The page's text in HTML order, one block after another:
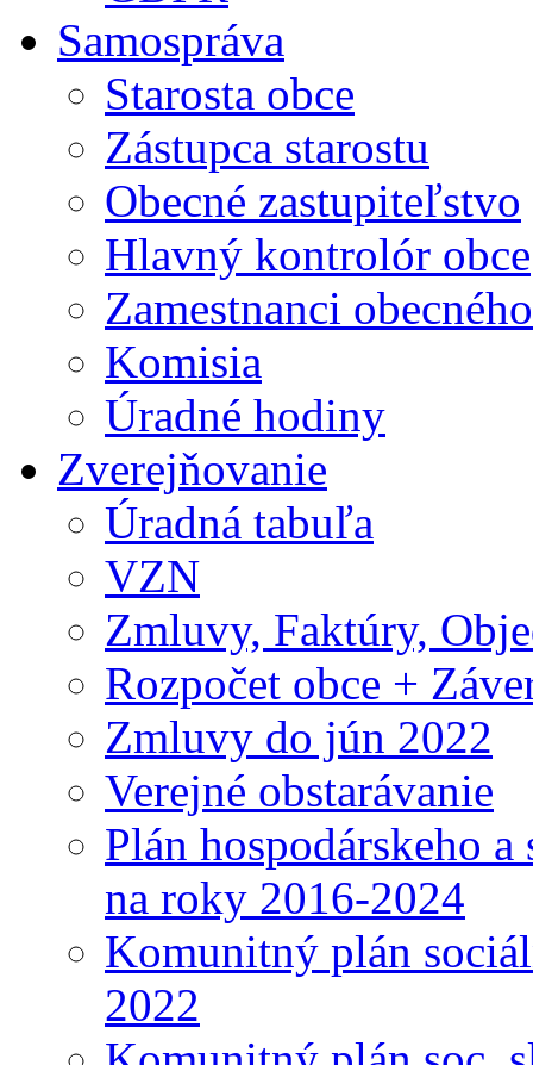
Samospráva
Starosta obce
Zástupca starostu
Obecné zastupiteľstvo
Hlavný kontrolór obce
Zamestnanci
Komisia
Úradné hodiny
Zverejňovanie
Úradná tabuľa
VZN
Zmluvy, Faktúry,
Rozpočet obce +
Zmluvy do jún 2022
Verejné obstarávanie
Plán hospodárskeho
na roky 2016-2024
Komunitný plán
2022